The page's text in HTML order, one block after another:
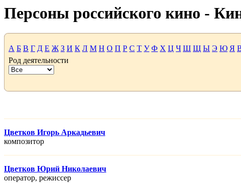
Персоны российского кино -
А Б В Г Д Е Ж З И К Л М Н О П Р С Т У Ф Х Ц Ч Ш Щ Ы Э Ю Я
Род деятельности
Цветков Игорь Аркадьевич
композитор
Цветков Юрий Николаевич
оператор, режисcер